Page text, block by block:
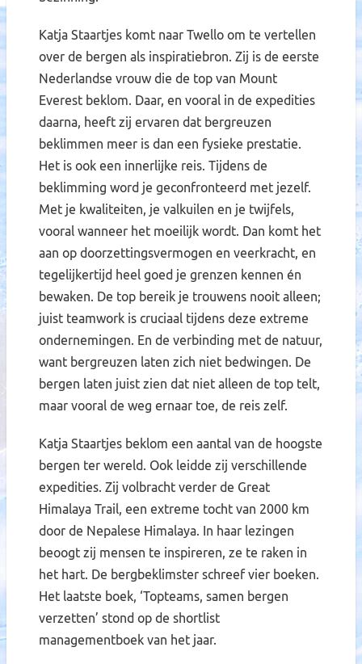
Katja Staartjes komt naar Twello om te vertellen
over de bergen als inspiratiebron. Zij is de eerste
Nederlandse vrouw die de top van Mount
Everest beklom. Daar, en vooral in de expedities
daarna, heeft zij ervaren dat bergreuzen
beklimmen meer is dan een fysieke prestatie.
Het is ook een innerlijke reis. Tijdens de
beklimming word je geconfronteerd met jezelf.
Met je kwaliteiten, je valkuilen en je twijfels,
vooral wanneer het moeilijk wordt. Dan komt het
aan op doorzettingsvermogen en veerkracht, en
tegelijkertijd heel goed je grenzen kennen én
bewaken. De top bereik je trouwens nooit alleen;
juist teamwork is cruciaal tijdens deze extreme
ondernemingen. En de verbinding met de natuur,
want bergreuzen laten zich niet bedwingen. De
bergen laten juist zien dat niet alleen de top telt,
maar vooral de weg ernaar toe, de reis zelf.
Katja Staartjes beklom een aantal van de hoogste
bergen ter wereld. Ook leidde zij verschillende
expedities. Zij volbracht verder de Great
Himalaya Trail, een extreme tocht van 2000 km
door de Nepalese Himalaya. In haar lezingen
beoogt zij mensen te inspireren, ze te raken in
het hart. De bergbeklimster schreef vier boeken.
Het laatste boek, ‘Topteams, samen bergen
verzetten’ stond op de shortlist
managementboek van het jaar.